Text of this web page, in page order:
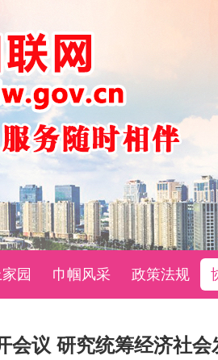
园 巾帼风采 政策法规
会议 研究统筹经济社